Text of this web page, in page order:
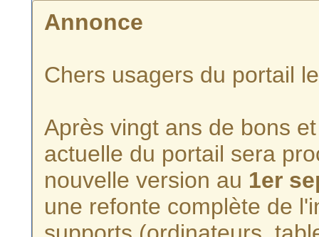
Annonce
Chers usagers du portail
Après vingt ans de bons
actuelle du portail sera
nouvelle version au 1er
une refonte complète de